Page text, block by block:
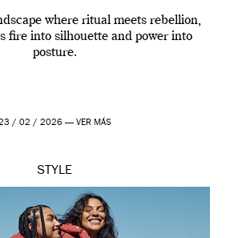
where ritual meets rebellion,
fire into silhouette and power into
posture.
/ 02 / 2026 — VER MÁS
STYLE